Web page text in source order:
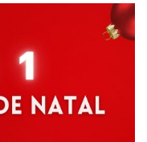
Ele é o
em nosso lugar,
bênçãos(Ef 1.3)
e tenha um Feliz